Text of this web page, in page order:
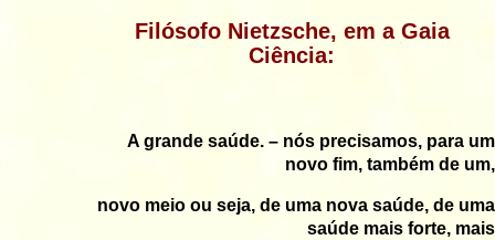
Filósofo Nietzsche, em a Gaia
Ciência:
A grande saúde. – nós precisamos, para um
novo fim, também de um,
novo meio ou seja, de uma nova saúde, de uma
saúde mais forte, mais